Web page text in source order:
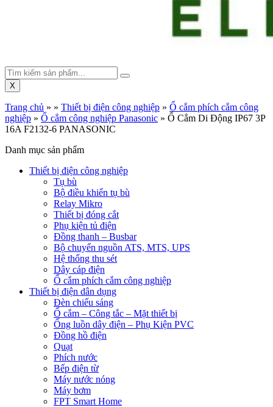
X
Trang chủ » » Thiết bị điện công nghiệp » Ổ cắm phích cắm công
nghiệp » Ổ cắm công nghiệp Panasonic » Ổ Cắm Di Động IP67 3P
16A F2132-6 PANASONIC
Danh mục sản phẩm
Thiết bị điện công nghiệp
Tụ bù
Bộ điều khiển tụ bù
Relay Mikro
Thiết bị đóng cắt
Phụ kiện tủ điện
Đồng thanh – Busbar
Bộ chuyển nguồn ATS, MTS, UPS
Hệ thống thu sét
Dây cáp điện
Ổ cắm phích cắm công nghiệp
Thiết bị điện dân dụng
Đèn chiếu sáng
Ổ cắm – Công tắc – Mặt thiết bị
Ống luồn dây điện – Phụ Kiện PVC
Đồng hồ điện
Quạt
Phích nước
Bếp điện từ
Máy nước nóng
Máy bơm
FPT Smart Home